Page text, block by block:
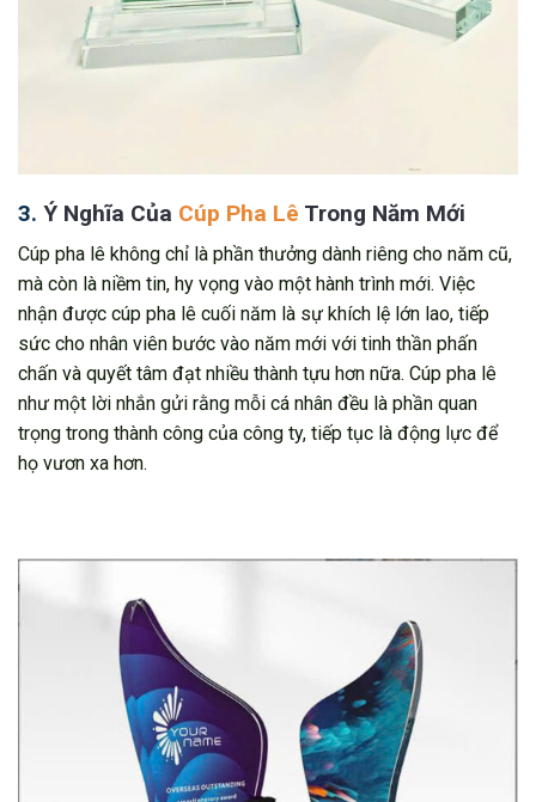
3. Ý Nghĩa Của Cúp Pha Lê Trong Năm Mới
Cúp pha lê không chỉ là phần thưởng dành riêng cho năm cũ,
mà còn là niềm tin, hy vọng vào một hành trình mới. Việc
nhận được cúp pha lê cuối năm là sự khích lệ lớn lao, tiếp
sức cho nhân viên bước vào năm mới với tinh thần phấn
chấn và quyết tâm đạt nhiều thành tựu hơn nữa. Cúp pha lê
như một lời nhắn gửi rằng mỗi cá nhân đều là phần quan
trọng trong thành công của công ty, tiếp tục là động lực để
họ vươn xa hơn.